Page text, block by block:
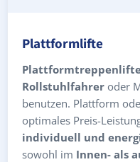
Plattformlifte
Rollstuhlfahrer oder
benutzen. Plattform
optimales Preis-
individuell und
sowohl im Innen- als